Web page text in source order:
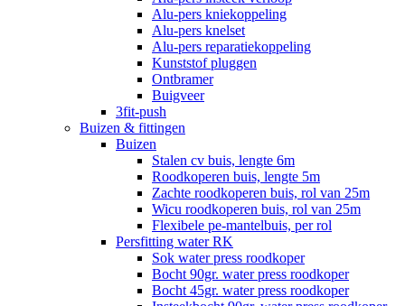
Alu-pers kniekoppeling
Alu-pers knelset
Alu-pers reparatiekoppeling
Kunststof pluggen
Ontbramer
Buigveer
3fit-push
Buizen & fittingen
Buizen
Stalen cv buis, lengte 6m
Roodkoperen buis, lengte 5m
Zachte roodkoperen buis, rol van 25m
Wicu roodkoperen buis, rol van 25m
Flexibele pe-mantelbuis, per rol
Persfitting water RK
Sok water press roodkoper
Bocht 90gr. water press roodkoper
Bocht 45gr. water press roodkoper